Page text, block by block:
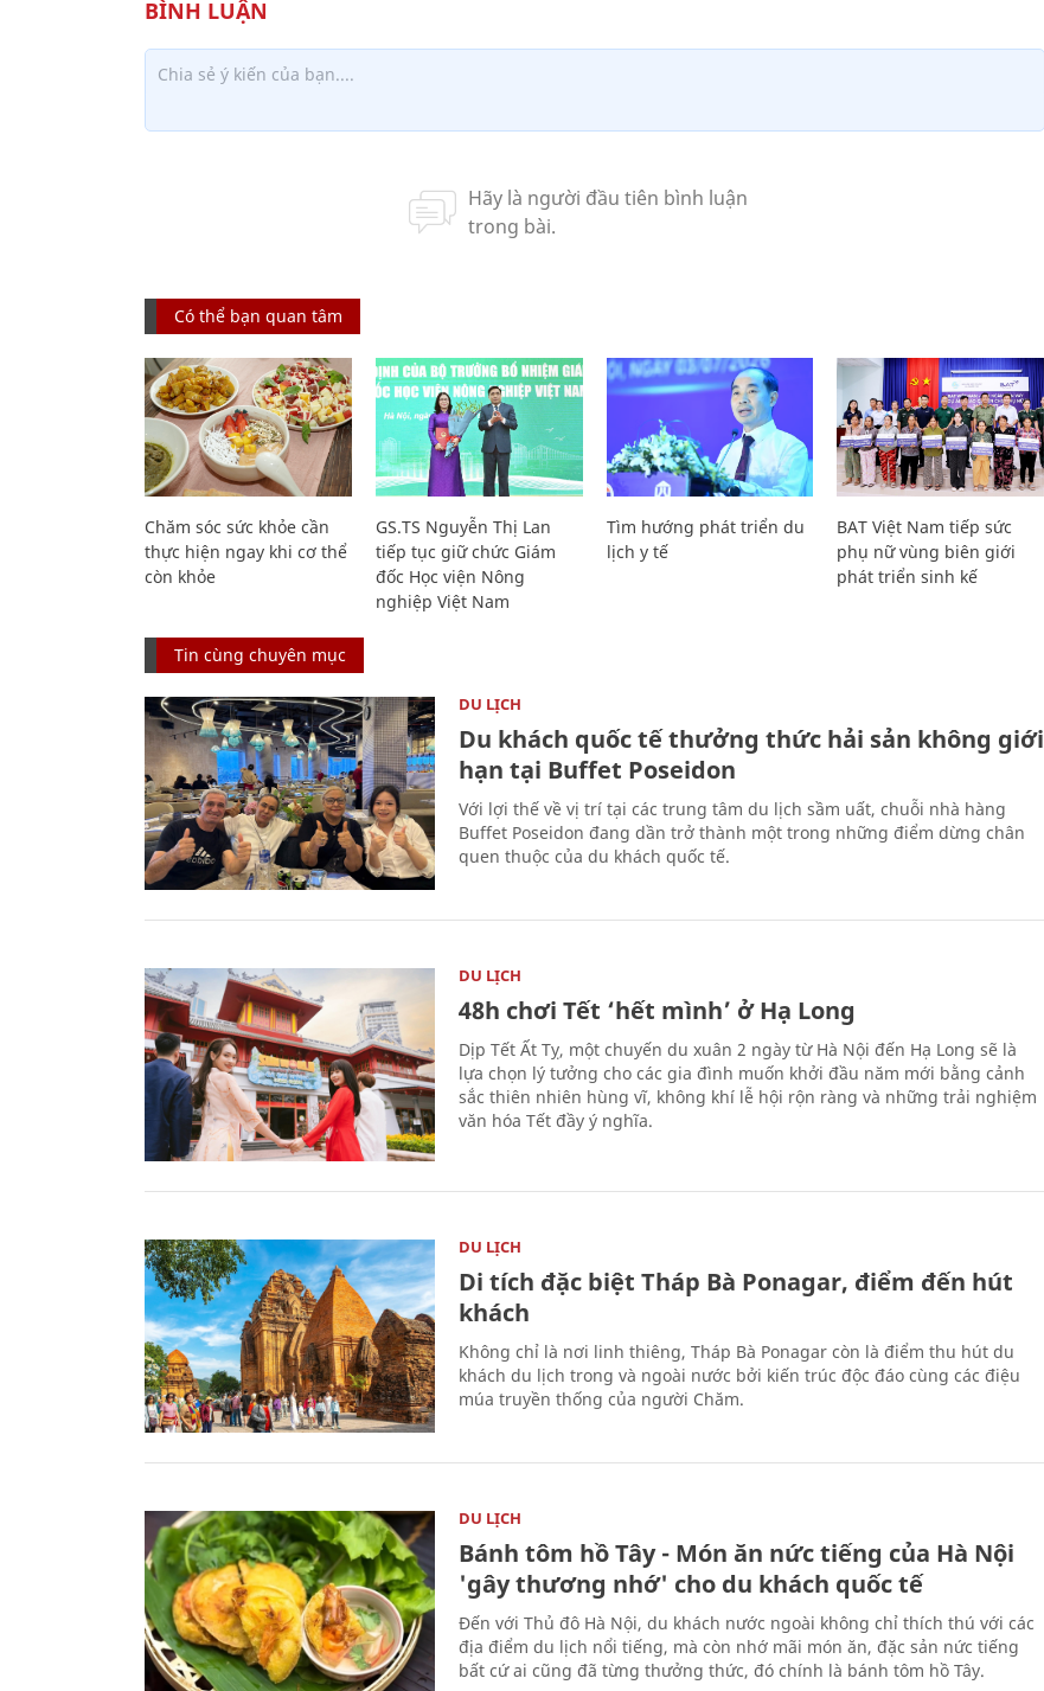
Có thể bạn quan tâm
Chăm sóc sức khỏe cần
thực hiện ngay khi cơ thể
còn khỏe
GS.TS Nguyễn Thị Lan
tiếp tục giữ chức Giám
đốc Học viện Nông
nghiệp Việt Nam
Tìm hướng phát triển du
lịch y tế
BAT Việt Nam tiếp sức
phụ nữ vùng biên giới
phát triển sinh kế
Tin cùng chuyên mục
DU LỊCH
Du khách quốc tế thưởng thức hải sản không giới
hạn tại Buffet Poseidon
Với lợi thế về vị trí tại các trung tâm du lịch sầm uất, chuỗi nhà hàng
Buffet Poseidon đang dần trở thành một trong những điểm dừng chân
quen thuộc của du khách quốc tế.
DU LỊCH
48h chơi Tết ‘hết mình’ ở Hạ Long
Dịp Tết Ất Tỵ, một chuyến du xuân 2 ngày từ Hà Nội đến Hạ Long sẽ là
lựa chọn lý tưởng cho các gia đình muốn khởi đầu năm mới bằng cảnh
sắc thiên nhiên hùng vĩ, không khí lễ hội rộn ràng và những trải nghiệm
văn hóa Tết đầy ý nghĩa.
DU LỊCH
Di tích đặc biệt Tháp Bà Ponagar, điểm đến hút
khách
Không chỉ là nơi linh thiêng, Tháp Bà Ponagar còn là điểm thu hút du
khách du lịch trong và ngoài nước bởi kiến trúc độc đáo cùng các điệu
múa truyền thống của người Chăm.
DU LỊCH
Bánh tôm hồ Tây - Món ăn nức tiếng của Hà Nội
'gây thương nhớ' cho du khách quốc tế
Đến với Thủ đô Hà Nội, du khách nước ngoài không chỉ thích thú với các
địa điểm du lịch nổi tiếng, mà còn nhớ mãi món ăn, đặc sản nức tiếng
bất cứ ai cũng đã từng thưởng thức, đó chính là bánh tôm hồ Tây.